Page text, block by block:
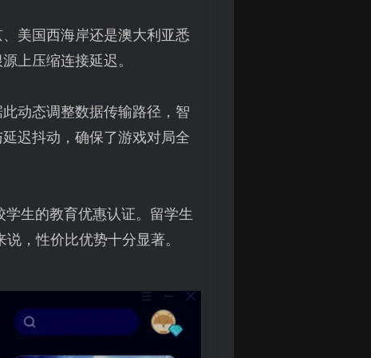
美国西海岸还是澳大利亚悉
上压缩连接延迟。
动态调整数据传输路径，智
迟抖动，确保了游戏对局全
生的教育优惠认证。留学生
，性价比优势十分显著。